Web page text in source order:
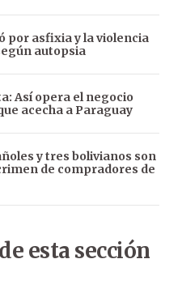
por asfixia y la violencia
autopsia
Así opera el negocio
acecha a Paraguay
y tres bolivianos son
de compradores de
esta sección